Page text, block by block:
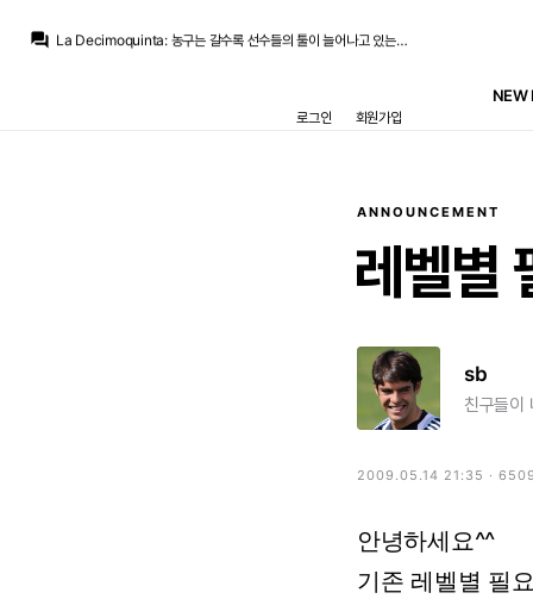
question_answer La Decimoquinta: 농구는 갈수록 선수들의 툴이 늘어나고 있는데 축구는 점점 적어지고 있죠
라비오 베실바면 풀백은 오버래핑 못해요 밸런스 맞추려면 전방에서 다 해결해야해서
그나마 있는 홀딩도 빼고 라인업 짜자는게 이해가 안되니까요
NEW
로그인 회원가입
ANNOUNCEMENT
레벨별
sb
친구들이
2009.05.14 21:35 ·
안녕하세요^^
기존 레벨별 필